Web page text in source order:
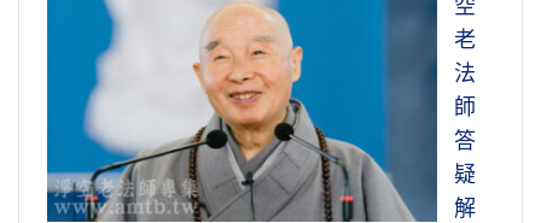
空
老
法
師
答
疑
解